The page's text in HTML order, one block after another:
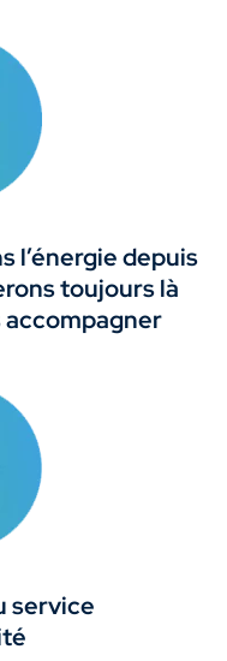
l’énergie depuis
toujours là
accompagner
service